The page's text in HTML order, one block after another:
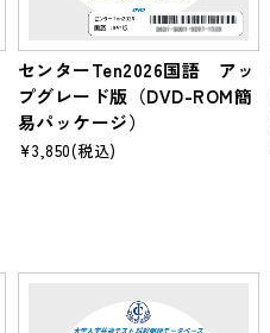
センターTen2026国語 アッ
プグレード版（DVD-ROM簡
易パッケージ）
¥3,850(税込)